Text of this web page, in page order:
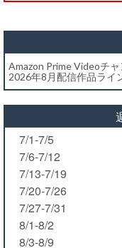
Amazon Prime Videoチ
2026年8月配信作品ライ
7/1-7/5
7/6-7/12
7/13-7/19
7/20-7/26
7/27-7/31
8/1-8/2
8/3-8/9